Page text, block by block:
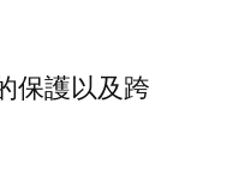
保護以及跨